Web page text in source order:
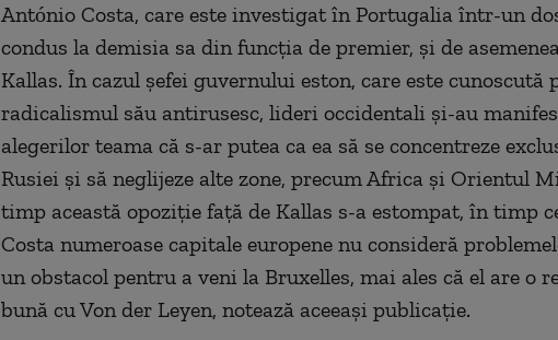
António Costa, care este investigat în Portugalia într-un
condus la demisia sa din funcţia de premier, şi de
Kallas. În cazul şefei guvernului eston, care este cunoscută
radicalismul său antirusesc, lideri occidentali şi-au
alegerilor teama că s-ar putea ca ea să se concentreze
Rusiei şi să neglijeze alte zone, precum Africa şi Orientul
timp această opoziţie faţă de Kallas s-a estompat, în timp
Costa numeroase capitale europene nu consideră
un obstacol pentru a veni la Bruxelles, mai ales că el are o
bună cu Von der Leyen, notează aceeaşi publicaţie.